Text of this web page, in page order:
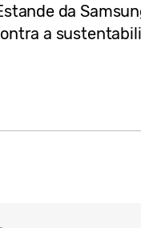
da
a